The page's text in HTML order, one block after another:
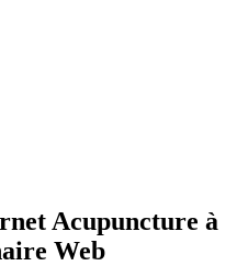
Acupuncture à
Web